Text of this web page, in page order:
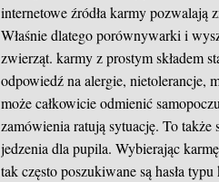
internetowe źródła karmy pozwalają
Właśnie dlatego porównywarki i
zwierząt. karmy z prostym składem
odpowiedź na alergie, nietolerancje,
może całkowicie odmienić
zamówienia ratują sytuację. To
jedzenia dla pupila. Wybierając
tak często poszukiwane są hasła